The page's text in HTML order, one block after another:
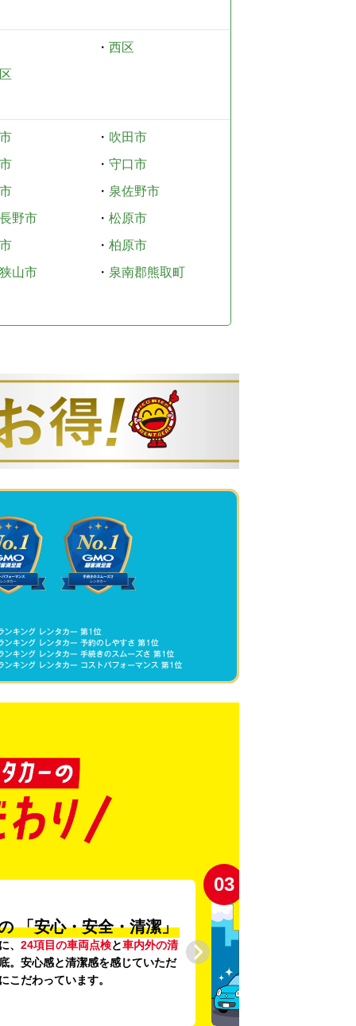
・ 西区
・ 吹田市
・ 守口市
・ 泉佐野市
野市
・ 松原市
・ 柏原市
山市
・ 泉南郡熊取町
「安心・安全・清潔」
、 24項目の車両点検と車内外の清
。安心感と清潔感を感じていただ
こだわっています。
03